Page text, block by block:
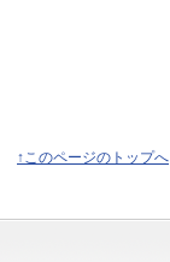
↑このページのトップへ